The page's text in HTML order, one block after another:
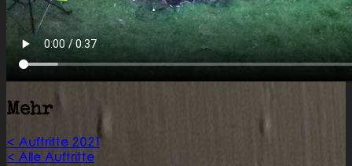
Mehr
< Auftritte 2021
< Alle Auftritte